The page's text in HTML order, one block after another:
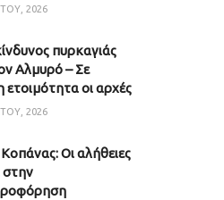
2026
πυρκαγιάς
Αλμυρό – Σε
ετοιμότητα οι αρχές
2026
Οι αλήθειες
στην